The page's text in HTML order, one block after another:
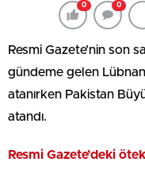
0 0
Resmi Gazete’nin son
gündeme gelen
atanırken Pakistan
atandı.
Resmi Gazete’deki